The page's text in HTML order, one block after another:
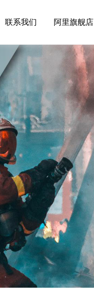
联系我们 阿里旗舰店